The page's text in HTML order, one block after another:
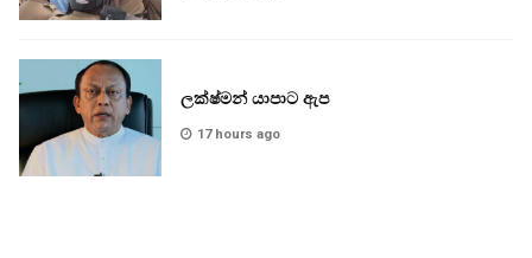
ලක්ෂ්මන් යාපාට ඇප
17 hours ago